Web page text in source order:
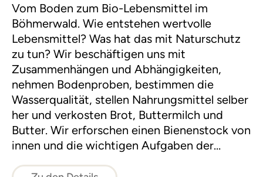
Vom Boden zum Bio-Lebensmittel im
Böhmerwald. Wie entstehen wertvolle
Lebensmittel? Was hat das mit Naturschutz
zu tun? Wir beschäftigen uns mit
Zusammenhängen und Abhängigkeiten,
nehmen Bodenproben, bestimmen die
Wasserqualität, stellen Nahrungsmittel selber
her und verkosten Brot, Buttermilch und
Butter. Wir erforschen einen Bienenstock von
innen und die wichtigen Aufgaben der